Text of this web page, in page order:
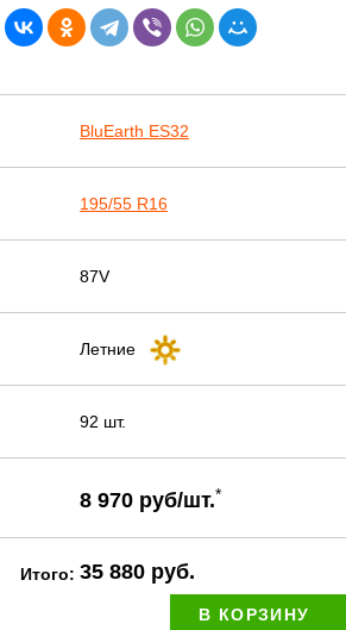
BluEarth ES32
195/55 R16
87V
Летние
92 шт.
8 970 руб/шт.*
Итого: 35 880 руб.
В КОРЗИНУ